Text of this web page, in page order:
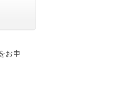
お申